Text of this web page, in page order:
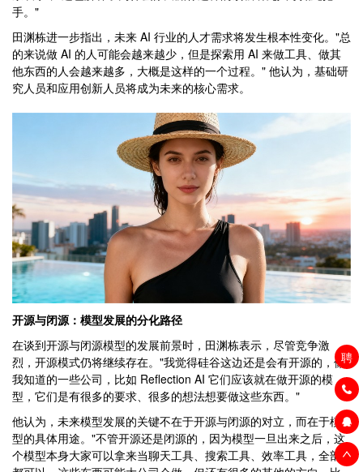
聘
手。"
田渊栋进一步指出，未来 AI 行业的人才需求将发生根本性变化。"总
的来说做 AI 的人可能会越来越少，但是探索用 AI 来做工具、做其
他东西的人会越来越多，大概是这样的一个过程。" 他认为，基础研
究人员和应用创新人员将成为未来的核心需求。
开源与闭源：模型发展的分化路径
在谈到开源与闭源模型的发展前景时，田渊栋表示，尽管竞争激
烈，开源模式仍将继续存在。"我觉得硅谷这边还是会有开源的，像
我知道的一些公司，比如 Reflection AI 它们应该就在做开源的模
型，它们是有很多的要求、很多的想法想要做这些东西。"
他认为，未来模型发展的关键不在于开源与闭源的对立，而在于模
型的具体用途。"不管开源还是闭源的，因为模型一旦出来之后，这
个模型本身大家可以拿来当聊天工具、搜索工具、效率工具，全部